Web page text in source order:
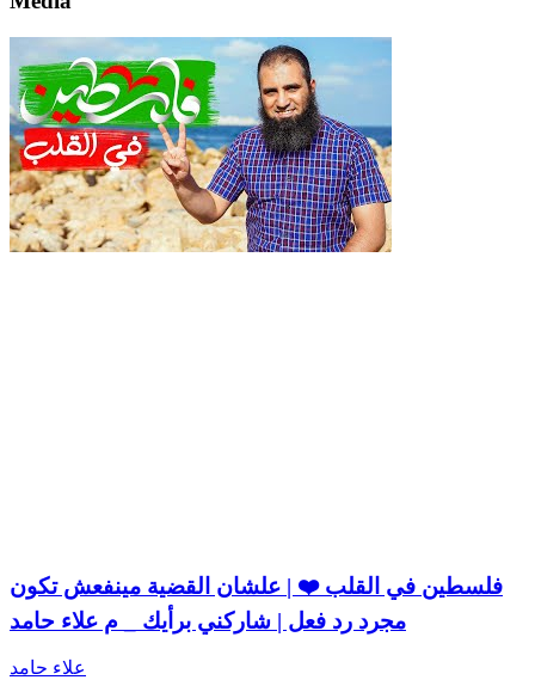
فلسطين في القلب ❤️ | علشان القضية مينفعش تكون
مجرد رد فعل | شاركني برأيك _ م علاء حامد
علاء حامد